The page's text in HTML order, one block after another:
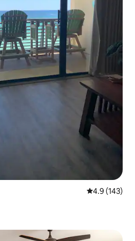
औसत रेटिंग 5 में
4.9 (143)